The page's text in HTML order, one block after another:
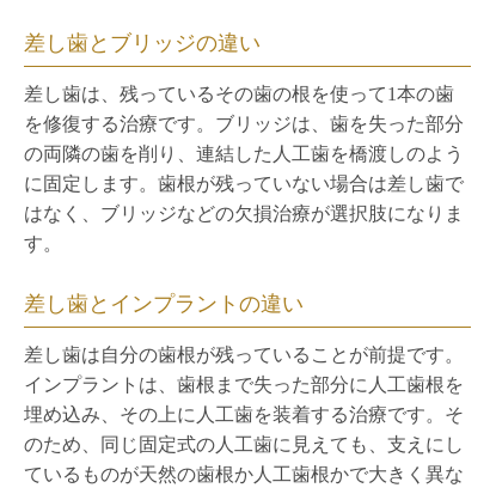
差し歯とブリッジの違い
差し歯は、残っているその歯の根を使って1本の歯
を修復する治療です。ブリッジは、歯を失った部分
の両隣の歯を削り、連結した人工歯を橋渡しのよう
に固定します。歯根が残っていない場合は差し歯で
はなく、ブリッジなどの欠損治療が選択肢になりま
す。
差し歯とインプラントの違い
差し歯は自分の歯根が残っていることが前提です。
インプラントは、歯根まで失った部分に人工歯根を
埋め込み、その上に人工歯を装着する治療です。そ
のため、同じ固定式の人工歯に見えても、支えにし
ているものが天然の歯根か人工歯根かで大きく異な